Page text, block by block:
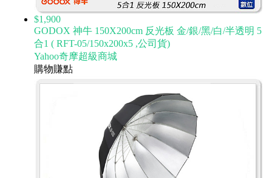
$1,900
GODOX 神牛 150X200cm 反光板 金/銀/黑/白/半透明 5
合1 ( RFT-05/150x200x5 ,公司貨)
Yahoo奇摩超級商城
購物賺點